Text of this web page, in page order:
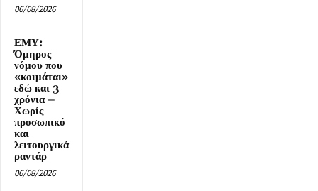
06/08/2026
ΕΜΥ:
Όμηρος
νόμου που
«κοιμάται»
εδώ και 3
χρόνια –
Χωρίς
προσωπικό
και
λειτουργικά
ραντάρ
06/08/2026